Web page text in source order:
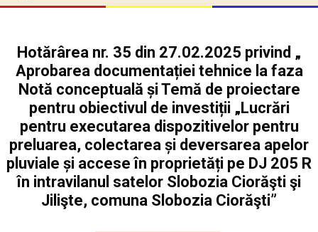
Hotărârea nr. 35 din 27.02.2025 privind „
Aprobarea documentației tehnice la faza
Notă conceptuală și Temă de proiectare
pentru obiectivul de investiții „Lucrări
pentru executarea dispozitivelor pentru
preluarea, colectarea și deversarea apelor
pluviale și accese în proprietăți pe DJ 205 R
în intravilanul satelor Slobozia Ciorăşti şi
Jilişte, comuna Slobozia Ciorăşti”